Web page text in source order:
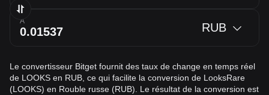
À RUB
Le convertisseur Bitget fournit des taux de change en temps réel
de LOOKS en RUB, ce qui facilite la conversion de LooksRare
(LOOKS) en Rouble russe (RUB). Le résultat de la conversion est